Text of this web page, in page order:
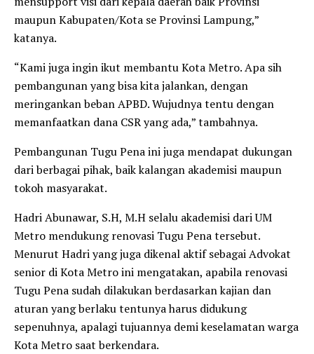
maupun Kabupaten/Kota se Provinsi Lampung,”
katanya.
“Kami juga ingin ikut membantu Kota Metro. Apa sih
pembangunan yang bisa kita jalankan, dengan
meringankan beban APBD. Wujudnya tentu dengan
memanfaatkan dana CSR yang ada,” tambahnya.
Pembangunan Tugu Pena ini juga mendapat dukungan
dari berbagai pihak, baik kalangan akademisi maupun
tokoh masyarakat.
Hadri Abunawar, S.H, M.H selalu akademisi dari UM
Metro mendukung renovasi Tugu Pena tersebut.
Menurut Hadri yang juga dikenal aktif sebagai Advokat
senior di Kota Metro ini mengatakan, apabila renovasi
Tugu Pena sudah dilakukan berdasarkan kajian dan
aturan yang berlaku tentunya harus didukung
sepenuhnya, apalagi tujuannya demi keselamatan warga
Kota Metro saat berkendara.